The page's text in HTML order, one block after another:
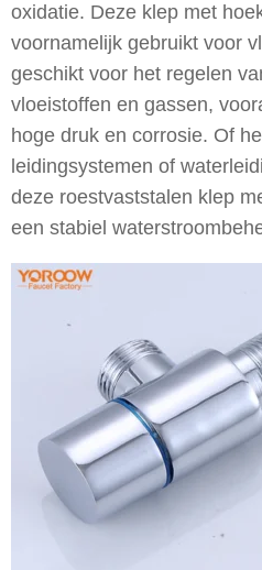
oxidatie. Deze klep met
voornamelijk gebruikt voor
geschikt voor het regelen
vloeistoffen en gassen,
hoge druk en corrosie. Of
leidingsystemen of
deze roestvaststalen klep
een stabiel